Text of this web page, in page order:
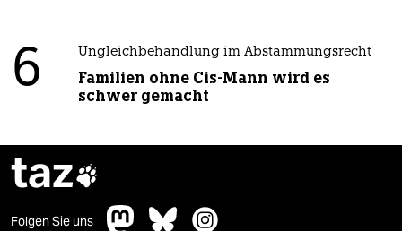
6 Ungleichbehandlung im Abstammungsrecht
Familien ohne Cis-Mann wird es
schwer gemacht
taz
Folgen Sie uns